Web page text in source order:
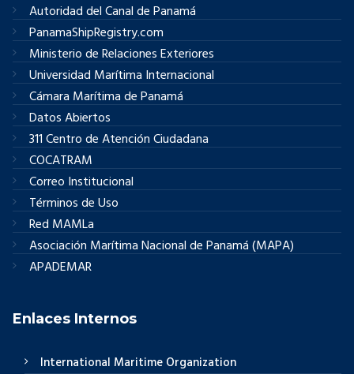
Autoridad del Canal de Panamá
PanamaShipRegistry.com
Ministerio de Relaciones Exteriores
Universidad Marítima Internacional
Cámara Marítima de Panamá
Datos Abiertos
311 Centro de Atención Ciudadana
COCATRAM
Correo Institucional
Términos de Uso
Red MAMLa
Asociación Marítima Nacional de Panamá (MAPA)
APADEMAR
Enlaces Internos
International Maritime Organization